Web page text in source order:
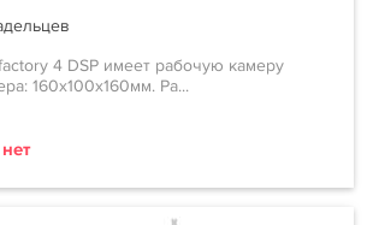
4 DSP имеет рабочую камеру
160х100х160мм. Ра...